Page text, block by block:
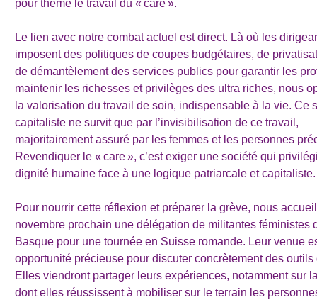
pour thème le travail du « care ».
Le lien avec notre combat actuel est direct. Là où les
imposent des politiques de coupes budgétaires, de
de démantèlement des services publics pour garantir les
maintenir les richesses et privilèges des ultra riches, nous
la valorisation du travail de soin, indispensable à la vie. Ce
capitaliste ne survit que par l’invisibilisation de ce travail,
majoritairement assuré par les femmes et les personnes
Revendiquer le « care », c’est exiger une société qui
dignité humaine face à une logique patriarcale et capitaliste.
Pour nourrir cette réflexion et préparer la grève, nous
novembre prochain une délégation de militantes féministes
Basque pour une tournée en Suisse romande. Leur venue
opportunité précieuse pour discuter concrètement des outils
Elles viendront partager leurs expériences, notamment sur
dont elles réussissent à mobiliser sur le terrain les